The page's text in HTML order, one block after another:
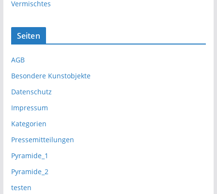
Vermischtes
Seiten
AGB
Besondere Kunstobjekte
Datenschutz
Impressum
Kategorien
Pressemitteilungen
Pyramide_1
Pyramide_2
testen